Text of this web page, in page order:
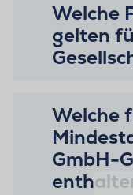
Welche
gelten
Welche
GmbH-